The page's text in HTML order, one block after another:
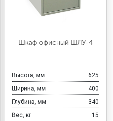
Шкаф офисный ШЛУ-4
Высота, мм
625
Ширина, мм
400
Глубина, мм
340
Вес, кг
15